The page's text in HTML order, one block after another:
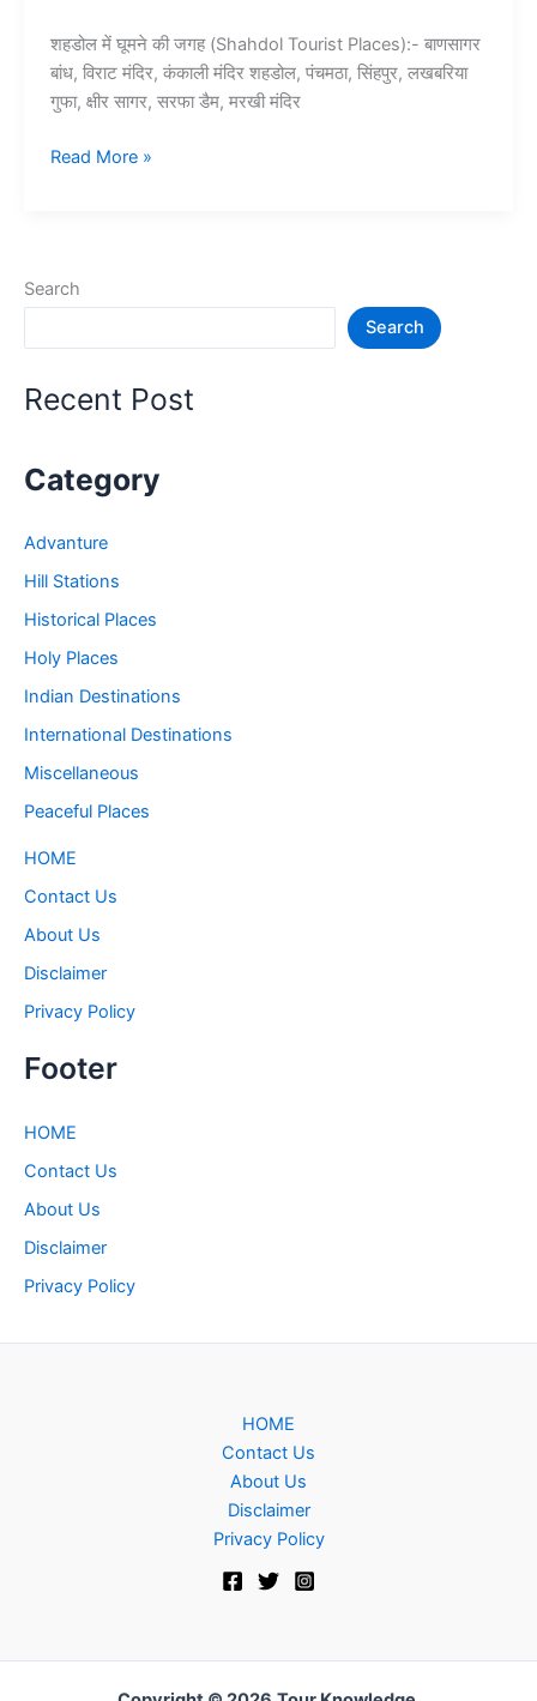
शहडोल में घूमने की जगह (Shahdol Tourist Places):- बाणसागर
बांध, विराट मंदिर, कंकाली मंदिर शहडोल, पंचमठा, सिंहपुर, लखबरिया
गुफा, क्षीर सागर, सरफा डैम, मरखी मंदिर
10+
जगह
Places
Hindi
Read More »
Search
Search
Recent Post
Category
Advanture
Hill Stations
Historical Places
Holy Places
Indian Destinations
International Destinations
Miscellaneous
Peaceful Places
HOME
Contact Us
About Us
Disclaimer
Privacy Policy
Footer
HOME
Contact Us
About Us
Disclaimer
Privacy Policy
HOME
Contact Us
About Us
Disclaimer
Privacy Policy